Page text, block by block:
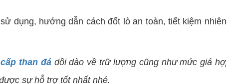
dụng, hướng dẫn cách đốt lò an toàn, tiết kiệm
than đádồi dào về trữ lượng cũng như mức giá
sự hỗ trợ tốt nhất nhé.